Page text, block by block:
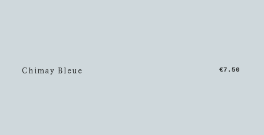
Chimay Bleue €7.50